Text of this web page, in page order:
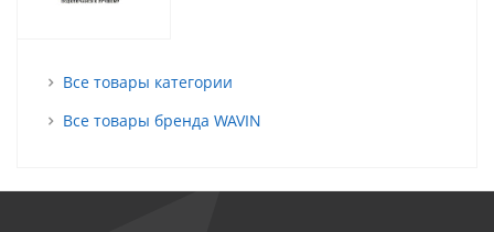
Все товары категории
Все товары бренда WAVIN